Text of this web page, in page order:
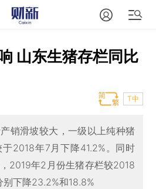
山东生猪存栏同比
T中
销滑坡较大，一级以上纯种猪
2018年7月下降41.2%。同时
2019年2月份生猪存栏较2018
下降23.2%和18.8%